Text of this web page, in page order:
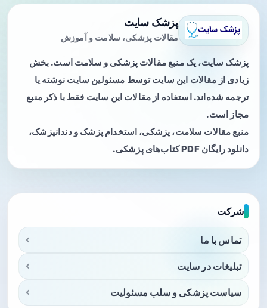
پزشک سایت
مقالات پزشکی، سلامت و آموزش
پزشک سایت، یک منبع مقالات پزشکی و سلامت است. بخش
زیادی از مقالات این سایت توسط مسئولین سایت نوشته یا
ترجمه شده‌اند. استفاده از مقالات این سایت فقط با ذکر منبع
مجاز است.
منبع مقالات سلامت، پزشکی، استخدام پزشک و دندانپزشک،
دانلود رایگان PDF کتاب‌های پزشکی.
شرکت
تماس با ما
تبلیغات در سایت
سیاست پزشکی و سلب مسئولیت